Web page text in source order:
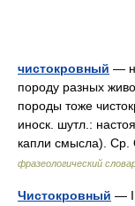
чистокровный —
породу разных
породы тоже
иноск. шутл.:
капли смысла).
фразеологический
Чистокровный — I